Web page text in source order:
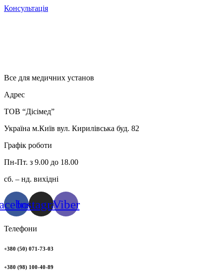
Консультація
Все для медичних установ
Адрес
ТОВ “Дісімед”
Україна м.Київ вул. Кирилівська буд. 82
Графік роботи
Пн-Пт. з 9.00 до 18.00
сб. – нд. вихідні
InstagramViber
Телефони
+380 (50) 071-73-03
+380 (98) 100-40-89